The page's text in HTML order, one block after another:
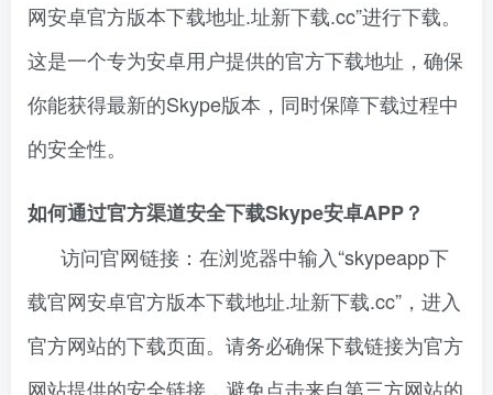
网安卓官方版本下载地址.址新下载.cc”进行下载。
这是一个专为安卓用户提供的官方下载地址，确保
你能获得最新的Skype版本，同时保障下载过程中
的安全性。
如何通过官方渠道安全下载Skype安卓APP？
访问官网链接：在浏览器中输入“skypeapp下
载官网安卓官方版本下载地址.址新下载.cc”，进入
官方网站的下载页面。请务必确保下载链接为官方
网站提供的安全链接，避免点击来自第三方网站的